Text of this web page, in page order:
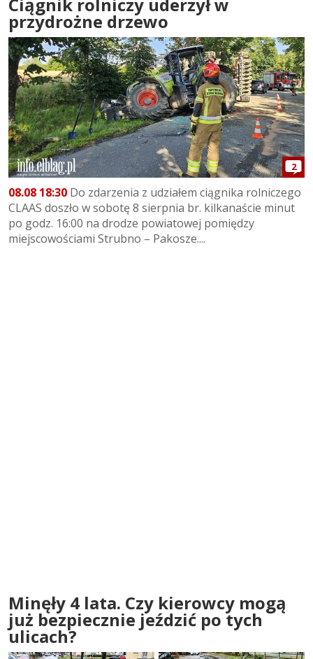
przydrożne drzewo
2
08.08 18:30 Do zdarzenia z udziałem ciągnika rolniczego
CLAAS doszło w sobotę 8 sierpnia br. kilkanaście minut
po godz. 16:00 na drodze powiatowej pomiędzy
miejscowościami Strubno – Pakosze....
Minęły 4 lata. Czy kierowcy mogą
już bezpiecznie jeździć po tych
ulicach?